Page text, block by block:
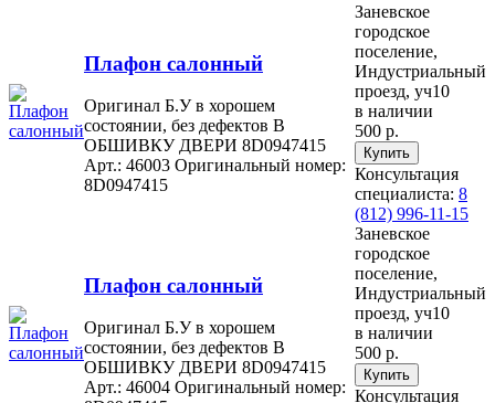
Плафон салонный
Оригинал Б.У в хорошем
состоянии, без дефектов В
ОБШИВКУ ДВЕРИ 8D0947415
Арт.: 46003 Оригинальный номер:
8D0947415
Заневское
городское
поселение,
Индустриальный
проезд, уч10
в наличии
500 р.
Консультация
специалиста: 8
(812) 996-11-15
Плафон салонный
Оригинал Б.У в хорошем
состоянии, без дефектов В
ОБШИВКУ ДВЕРИ 8D0947415
Арт.: 46004 Оригинальный номер:
Заневское
городское
поселение,
Индустриальный
проезд, уч10
в наличии
500 р.
Консультация